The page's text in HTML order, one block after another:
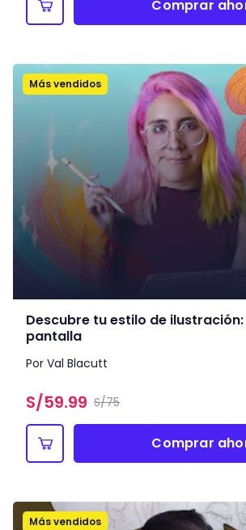
Comprar
Más vendidos
Descubre tu estilo de
pantalla
Por Val Blacutt
S/59.99 S/75
Comprar
Más vendidos